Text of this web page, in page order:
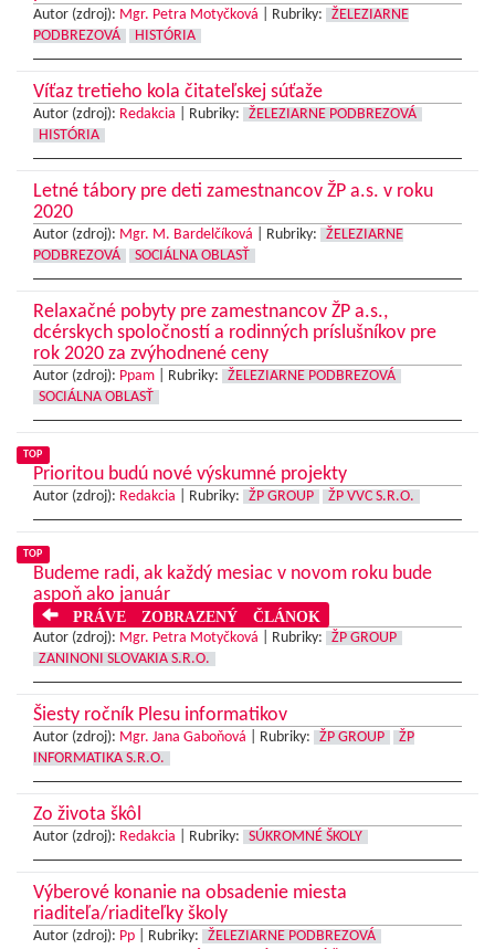
Autor (zdroj): Mgr. Petra Motyčková Rubriky:
ŽELEZIARNE
PODBREZOVÁ
HISTÓRIA
Víťaz tretieho kola čitateľskej súťaže
Autor (zdroj): Redakcia Rubriky:
ŽELEZIARNE PODBREZOVÁ
HISTÓRIA
Letné tábory pre deti zamestnancov ŽP a.s. v roku
2020
Autor (zdroj): Mgr. M. Bardelčíková Rubriky:
ŽELEZIARNE
PODBREZOVÁ
SOCIÁLNA OBLASŤ
Relaxačné pobyty pre zamestnancov ŽP a.s.,
dcérskych spoločností a rodinných príslušníkov pre
rok 2020 za zvýhodnené ceny
Autor (zdroj): Ppam Rubriky:
ŽELEZIARNE PODBREZOVÁ
SOCIÁLNA OBLASŤ
TOP
Prioritou budú nové výskumné projekty
Autor (zdroj): Redakcia Rubriky: ŽP GROUP ŽP VVC S.R.O.
TOP
Budeme radi, ak každý mesiac v novom roku bude
aspoň ako január
PRÁVE ZOBRAZENÝ ČLÁNOK
Autor (zdroj): Mgr. Petra Motyčková Rubriky:
ŽP GROUP
ZANINONI SLOVAKIA S.R.O.
Šiesty ročník Plesu informatikov
Autor (zdroj): Mgr. Jana Gaboňová Rubriky: ŽP GROUP
ŽP
INFORMATIKA S.R.O.
Zo života škôl
Autor (zdroj): Redakcia Rubriky: SÚKROMNÉ ŠKOLY
Výberové konanie na obsadenie miesta
riaditeľa/riaditeľky školy
Autor (zdroj): Pp Rubriky:
ŽELEZIARNE PODBREZOVÁ